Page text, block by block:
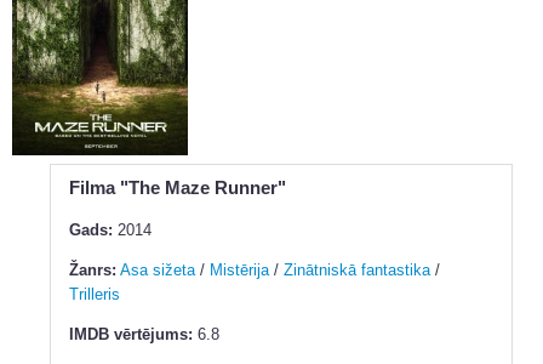
Filma "The Maze Runner"
Gads: 2014
Žanrs: Asa sižeta/ Mistērija/ Zinātniskā fantastika/
Trilleris
IMDB vērtējums: 6.8